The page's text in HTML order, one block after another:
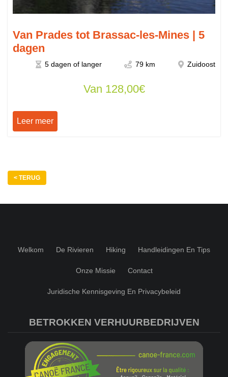
Van Prades tot Brassac-les-Mines | 5
dagen
5 dagen of langer 79 km Zuidoost
Van 128,00€
Leer meer
< TERUG
Welkom De Rivieren Hiking Handleidingen En Tips
Onze Missie Contact
Juridische Kennisgeving En Privacybeleid
BETROKKEN VERHUURBEDRIJVEN